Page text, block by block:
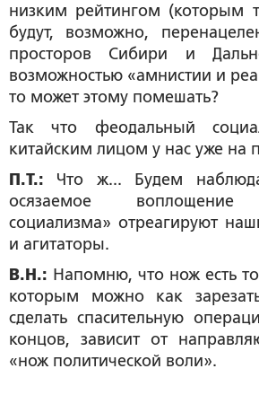
низким рейтингом (которым
будут, возможно,
просторов Сибири и
возможностью «амнистии и
то может этому помешать?
Так что феодальный
китайским лицом у нас уже на
П.Т.: Что ж... Будем
осязаемое воплощение
социализма» отреагируют
и агитаторы.
В.Н.: Напомню, что нож есть
которым можно как
сделать спасительную
концов, зависит от
«нож политической воли».